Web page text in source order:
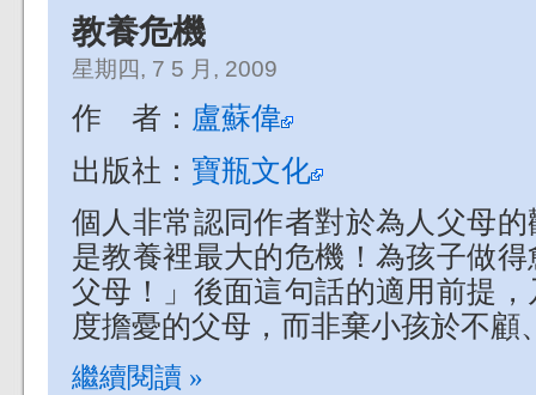
教養危機
星期四, 7 5 月, 2009
作 者： 盧蘇偉
出版社： 寶瓶文化
個人非常認同作者對於為人父母
是教養裡最大的危機！為孩子做
父母！」後面這句話的適用前提
度擔憂的父母，而非棄小孩於不顧
繼續閱讀 »